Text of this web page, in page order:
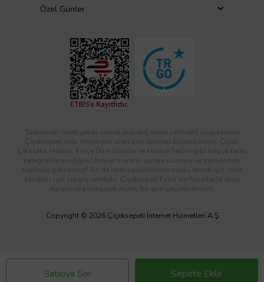
Satıcıya Sor Sepete Ekle
Özel Günler
Türkiye’nin önde gelen online alışveriş sitesi ve mobil uygulaması
Çiçeksepeti’nde, ihtiyacınız olan tüm ürünleri bulabilirsiniz. Çiçek,
Çikolata, Hediye, Kişiye Özel Ürünler ve Hediye Setleri gibi birçok farklı
kategoride aradığınız binlerce ürünü sizlere sunuyor ve zamanında
kapınıza getiriyoruz! Siz de ister sevdiklerinizi mutlu etmek için, ister
kendiniz için sipariş verebilir; Çiçeksepeti Extra’nın fırsatlarla dolu
dünyasıyla tanışarak mutlu bir gün geçirebilirsiniz.
Copyright © 2026 Çiçeksepeti İnternet Hizmetleri A.Ş